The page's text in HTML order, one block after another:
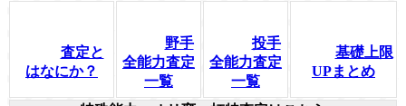
査定と
はなにか？
野手
全能力査定
一覧
投手
全能力査定
一覧
基礎上限
UPまとめ